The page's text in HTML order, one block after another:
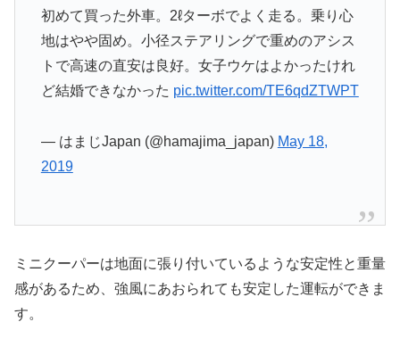
初めて買った外車。2ℓターボでよく走る。乗り心
地はやや固め。小径ステアリングで重めのアシス
トで高速の直安は良好。女子ウケはよかったけれ
ど結婚できなかった pic.twitter.com/TE6qdZTWPT
— はまじJapan (@hamajima_japan) May 18,
2019
ミニクーパーは地面に張り付いているような安定性と重量
感があるため、強風にあおられても安定した運転ができま
す。